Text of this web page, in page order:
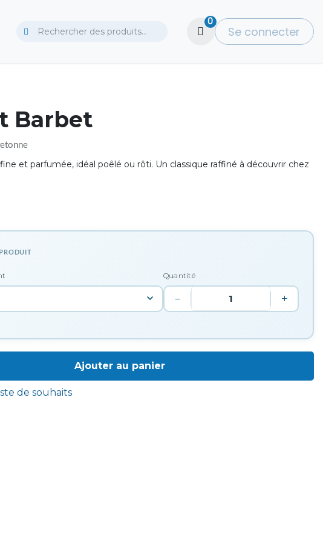
0
Se connecter
Barbet
et parfumée, idéal poêlé ou rôti. Un classique raffiné à découvrir chez
Quantité
− +
Ajouter au panier
de souhaits